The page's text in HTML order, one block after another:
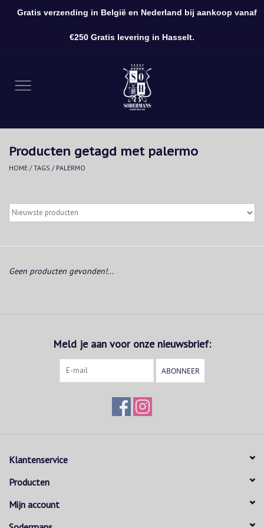
Kleding
Accessoires
Producten getagd met palermo
HOME /TAGS / PALERMO
Geen producten gevonden!...
Meld je aan voor onze nieuwsbrief:
ABONNEER
Klantenservice
Producten
Mijn account
Gratis verzending in België en Nederland bij aankoop vanaf
€250 Gratis levering in Hasselt.